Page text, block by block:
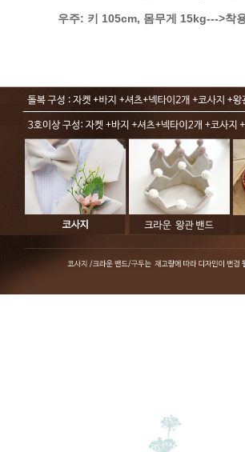
우주: 키 105cm, 몸무게 15kg--->착